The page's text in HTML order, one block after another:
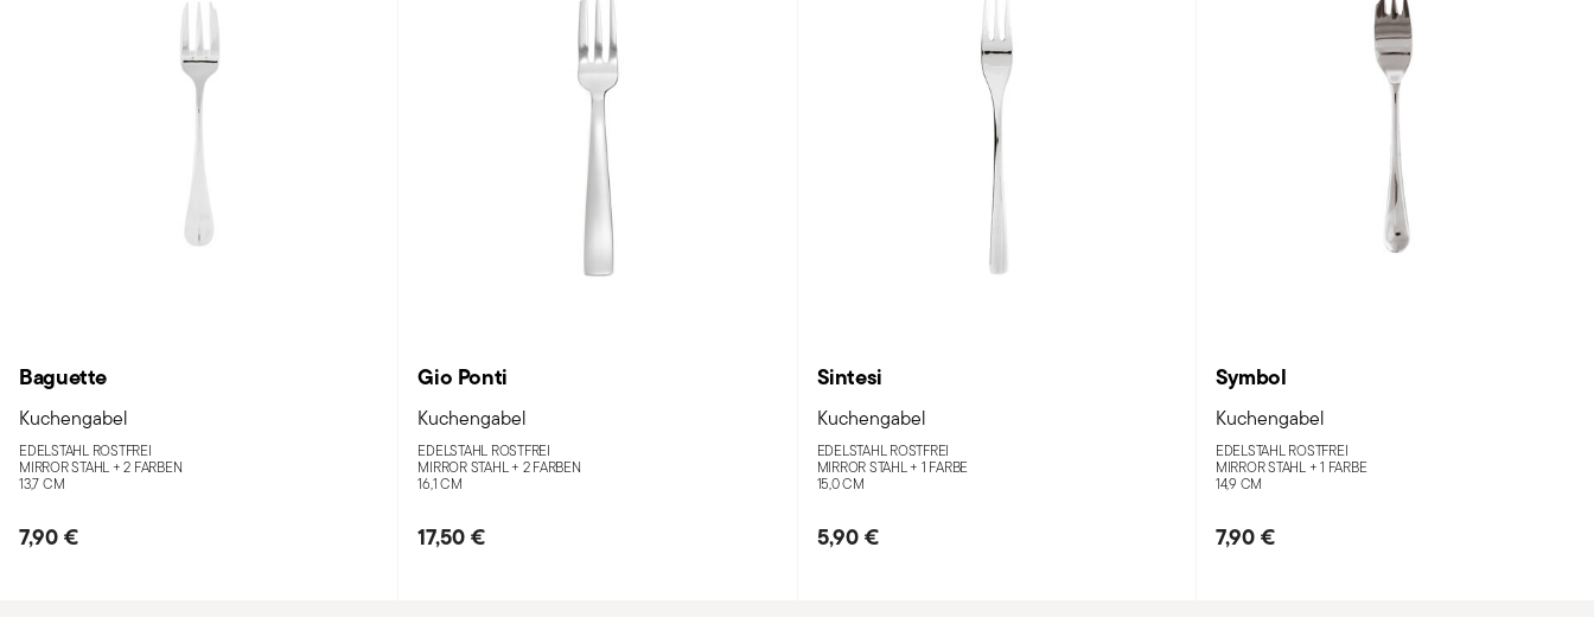
Baguette
Kuchengabel
EDELSTAHL ROSTFREI
MIRROR STAHL +2 FARBEN
13,7 CM
7,90 €
Gio Ponti
Kuchengabel
EDELSTAHL ROSTFREI
MIRROR STAHL + 2 FARBEN
16,1 CM
17,50 €
Sintesi
Kuchengabel
EDELSTAHL ROSTFREI
MIRROR STAHL + 1 FARBE
15,0 CM
5,90 €
Symbol
Kuchengabel
EDELSTAHL ROSTFREI
MIRROR STAHL +1 FARBE
14,9 CM
7,90 €